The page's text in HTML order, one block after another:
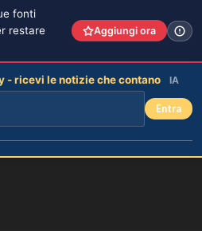
fonti
restare
Aggiungi ora
- ricevi le notizie che contano IA
Entra